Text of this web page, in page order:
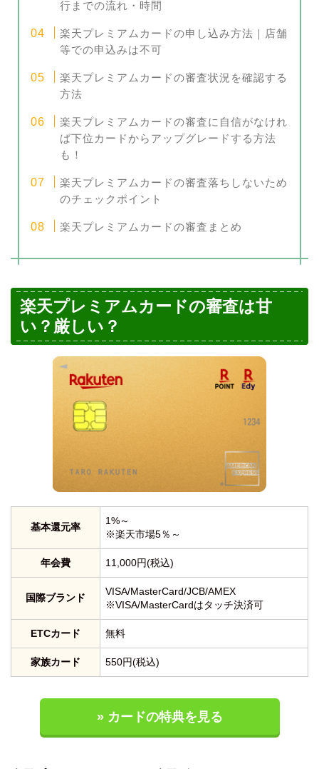
行までの流れ・時間
楽天プレミアムカードの申し込み方法｜店舗
等での申込みは不可
楽天プレミアムカードの審査状況を確認する
方法
楽天プレミアムカードの審査に自信がなけれ
ば下位カードからアップグレードする方法
も！
楽天プレミアムカードの審査落ちしないため
のチェックポイント
楽天プレミアムカードの審査まとめ
楽天プレミアムカードの審査は甘
い？厳しい？
基本還元率
1%～
※楽天市場5％～
年会費 11,000円(税込)
国際ブランド
VISA/MasterCard/JCB/AMEX
※VISA/MasterCardはタッチ決済可
ETCカード 無料
家族カード 550円(税込)
» カードの特典を見る